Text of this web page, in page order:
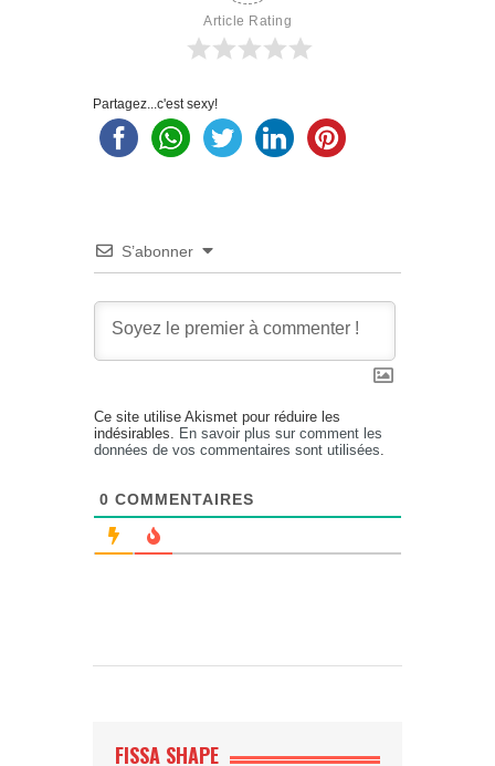
Article Rating
Partagez...c'est sexy!
S’abonner
Ce site utilise Akismet pour réduire les
indésirables. En savoir plus sur comment les
données de vos commentaires sont utilisées.
0 COMMENTAIRES
FISSA SHAPE